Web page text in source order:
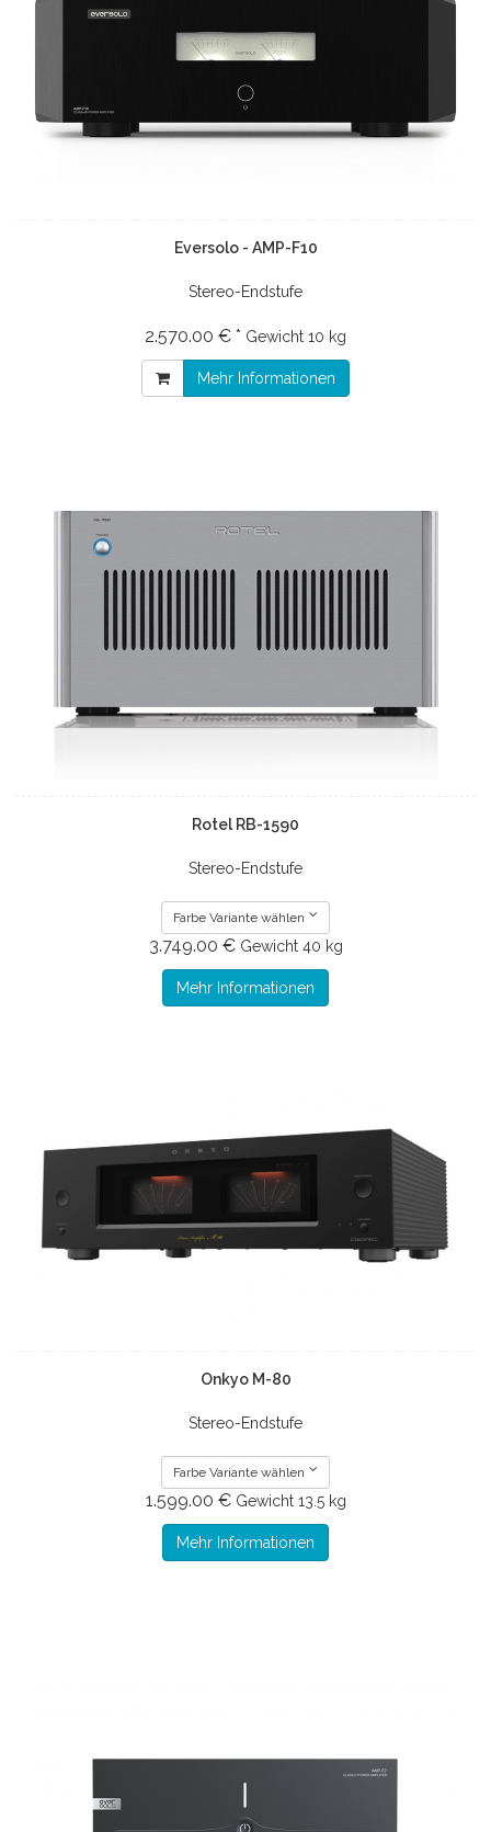
Eversolo - AMP-F10
Stereo-Endstufe
2.570.00 € * Gewicht 10 kg
Mehr Informationen
Rotel RB-1590
Stereo-Endstufe
Farbe Variante wählen
3.749.00 € Gewicht 40 kg
Mehr Informationen
Onkyo M-80
Stereo-Endstufe
Farbe Variante wählen
1.599.00 € Gewicht 13.5 kg
Mehr Informationen